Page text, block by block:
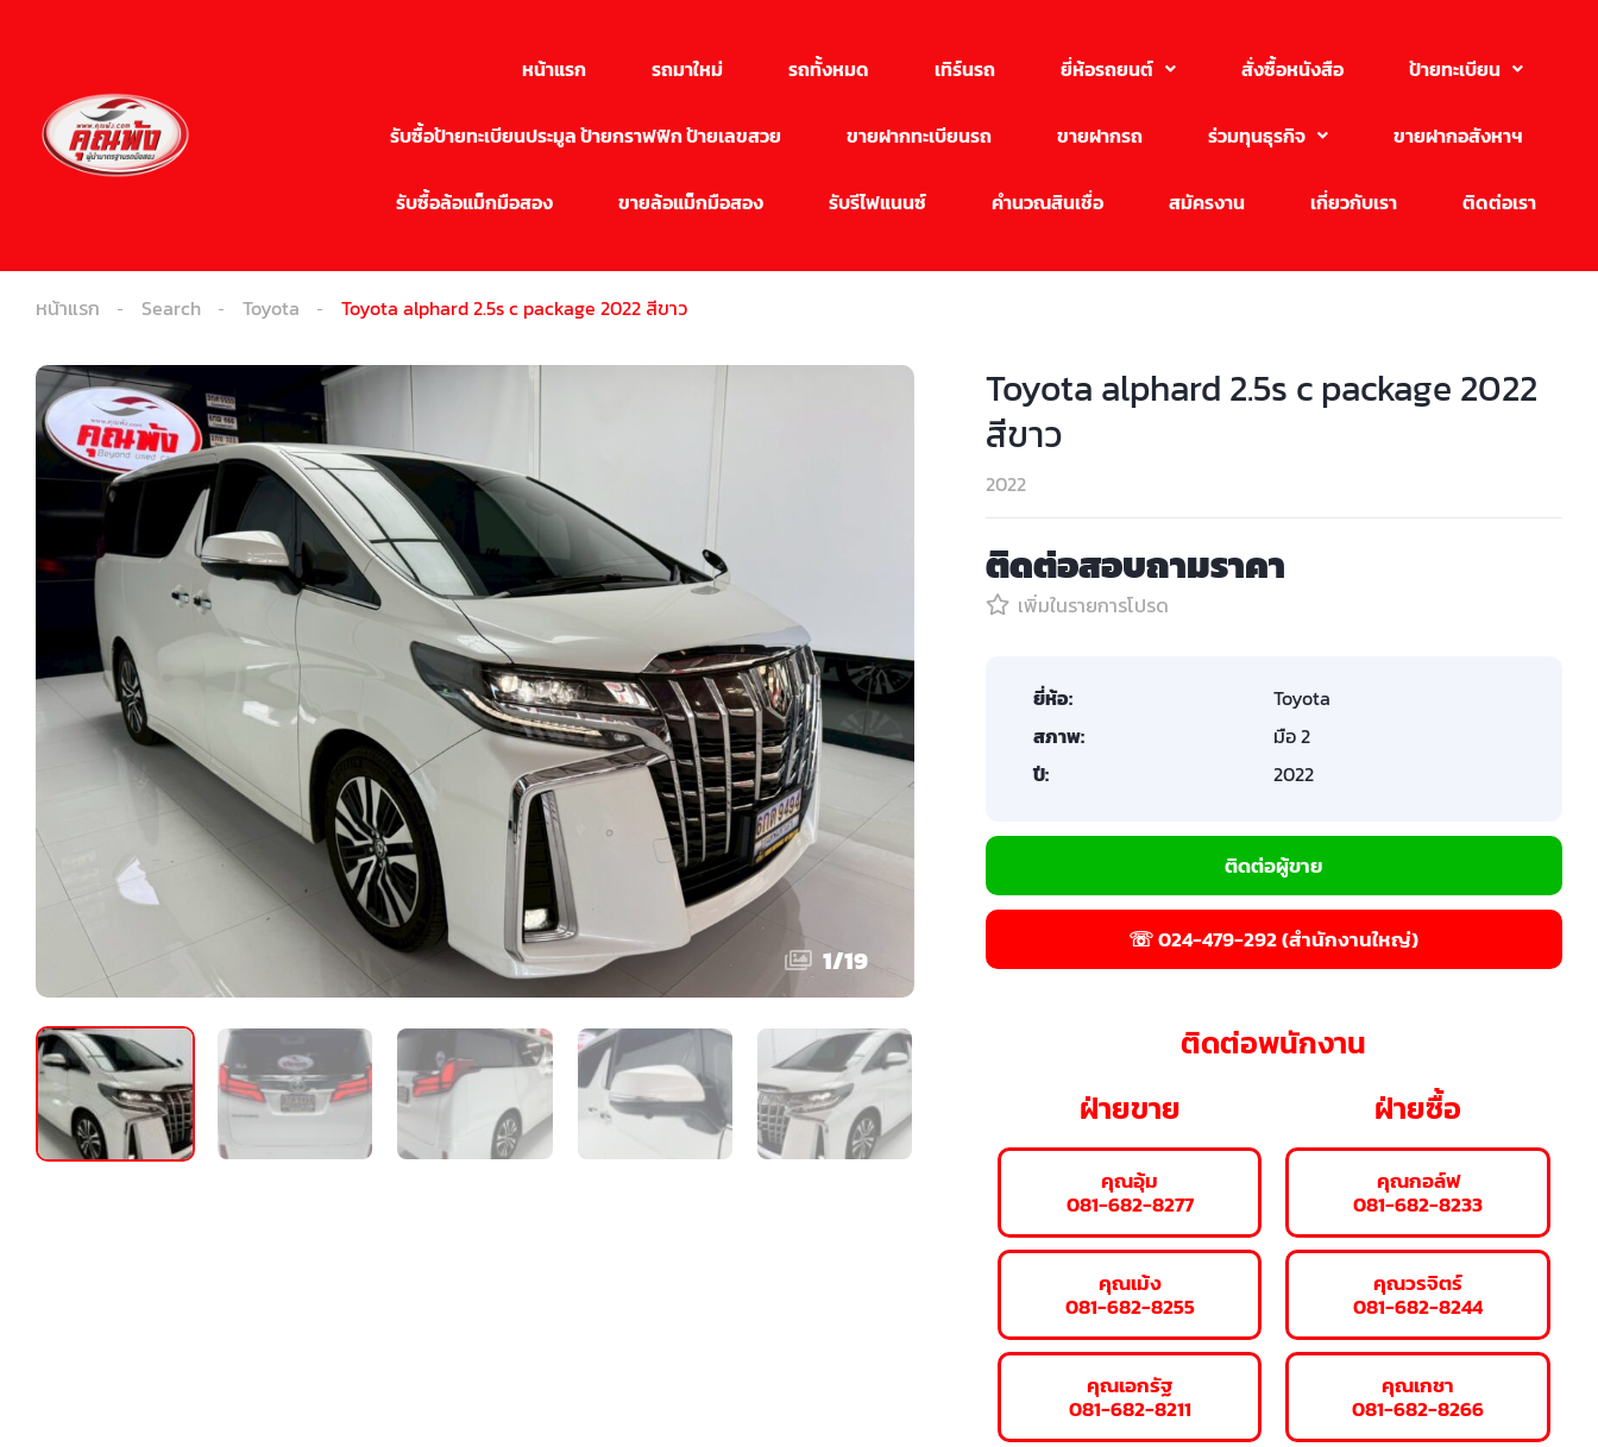
หน้าแรก รถมาใหม่ รถทั้งหมด เทิร์นรถ ยี่ห้อรถยนต์ สั่งซื้อหนังสือ ป้ายทะเบียน
รับซื้อป้ายทะเบียนประมูล ป้ายกราฟฟิก ป้ายเลขสวย ขายฝากทะเบียนรถ ขายฝากรถ ร่วมทุนธุรกิจ ขายฝากอสังหาฯ
รับซื้อล้อแม็กมือสอง ขายล้อแม็กมือสอง รับรีไฟแนนซ์ คำนวณสินเชื่อ สมัครงาน เกี่ยวกับเรา ติดต่อเรา
หน้าแรก Search Toyota Toyota alphard 2.5s c package 2022 สีขาว
1/19
Toyota alphard 2.5s c package 2022
สีขาว
2022
ติดต่อสอบถามราคา
เพิ่มในรายการโปรด
ยี่ห้อ:
Toyota
สภาพ:
มือ 2
ปี:
2022
ติดต่อผู้ขาย
☏ 024-479-292 (สำนักงานใหญ่)
ติดต่อพนักงาน
ฝ่ายขาย
คุณอุ้ม
081-682-8277
คุณเม้ง
081-682-8255
คุณเอกรัฐ
081-682-8211
ฝ่ายซื้อ
คุณกอล์ฟ
081-682-8233
คุณวรจิตร์
081-682-8244
คุณเกชา
081-682-8266